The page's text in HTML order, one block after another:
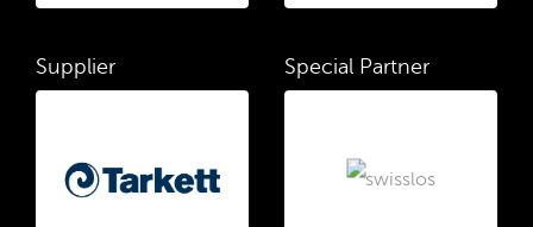
Supplier Special Partner